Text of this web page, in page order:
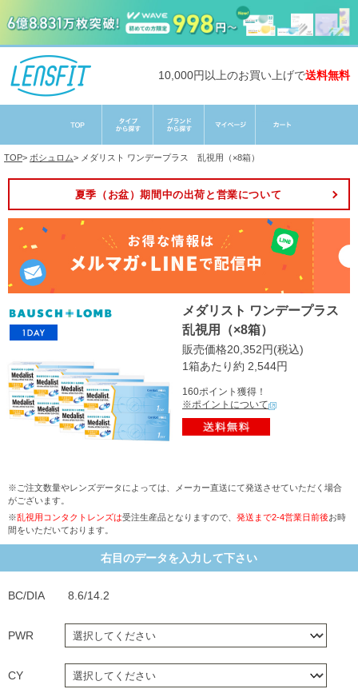
10,000円以上のお買い上げで送料無料
TOP> ボシュロム> メダリスト ワンデープラス 乱視用（×8箱）
夏季（お盆）期間中の出荷と営業について
メダリスト ワンデープラス
乱視用（×8箱）
販売価格20,352円(税込)
1箱あたり約 2,544円
160ポイント獲得！
※ポイントについて
※ご注文数量やレンズデータによっては、メーカー直送にて発送させていただく場合
がございます。
※乱視用コンタクトレンズは受注生産品となりますので、 発送まで2-4営業日前後お時
間をいただいております。
右目のデータを入力して下さい
BC/DIA 8.6/14.2
PWR
CY